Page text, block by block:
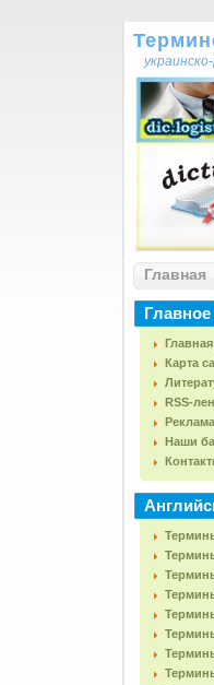
Главная
Главная
Карта
RSS-
Наши